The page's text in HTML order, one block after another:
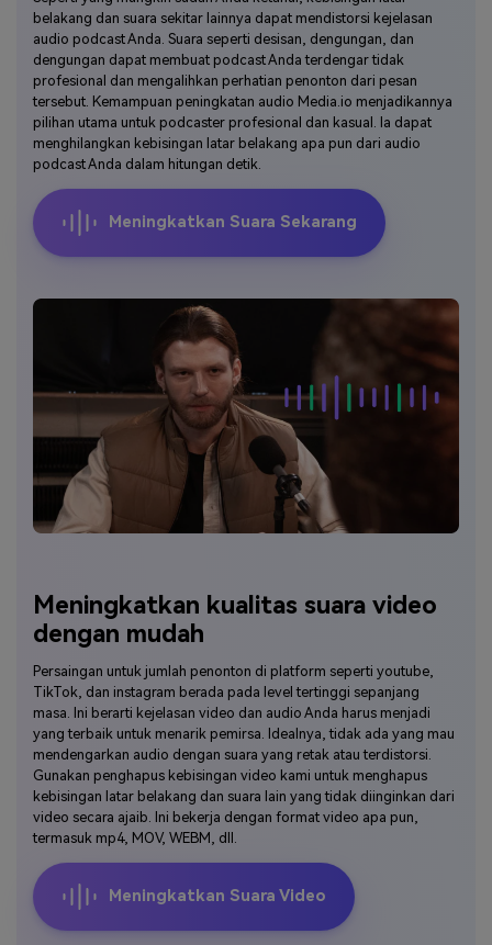
belakang dan suara sekitar lainnya dapat mendistorsi kejelasan
audio podcast Anda. Suara seperti desisan, dengungan, dan
dengungan dapat membuat podcast Anda terdengar tidak
profesional dan mengalihkan perhatian penonton dari pesan
tersebut. Kemampuan peningkatan audio Media.io menjadikannya
pilihan utama untuk podcaster profesional dan kasual. Ia dapat
menghilangkan kebisingan latar belakang apa pun dari audio
podcast Anda dalam hitungan detik.
Meningkatkan Suara Sekarang
Meningkatkan kualitas suara video
dengan mudah
Persaingan untuk jumlah penonton di platform seperti youtube,
TikTok, dan instagram berada pada level tertinggi sepanjang
masa. Ini berarti kejelasan video dan audio Anda harus menjadi
yang terbaik untuk menarik pemirsa. Idealnya, tidak ada yang mau
mendengarkan audio dengan suara yang retak atau terdistorsi.
Gunakan penghapus kebisingan video kami untuk menghapus
kebisingan latar belakang dan suara lain yang tidak diinginkan dari
video secara ajaib. Ini bekerja dengan format video apa pun,
termasuk mp4, MOV, WEBM, dll.
Meningkatkan Suara Video